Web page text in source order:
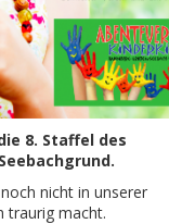
8. Staffel des
nicht in unserer
traurig macht.